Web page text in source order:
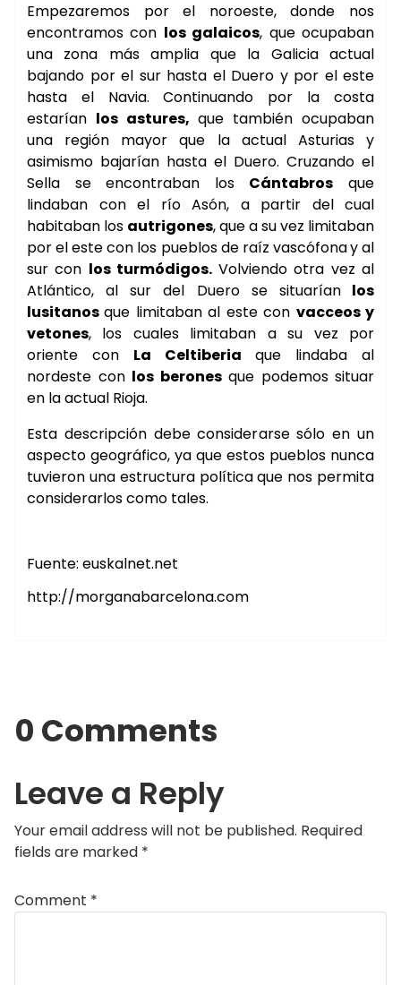
Empezaremos por el noroeste, donde nos
encontramos con los galaicos, que ocupaban
una zona más amplia que la Galicia actual
bajando por el sur hasta el Duero y por el este
hasta el Navia. Continuando por la costa
estarían los astures, que también ocupaban
una región mayor que la actual Asturias y
asimismo bajarían hasta el Duero. Cruzando el
Sella se encontraban los Cántabros que
lindaban con el río Asón, a partir del cual
habitaban los autrigones, que a su vez limitaban
por el este con los pueblos de raíz vascófonay al
sur con los turmódigos. Volviendo otra vez al
Atlántico, al sur del Duero se situaríanlos
lusitanosque limitaban al este con vacceos y
vetones, los cuales limitaban a su vez por
oriente con La Celtiberia que lindaba al
nordeste con los beronesque podemos situar
en la actual Rioja.
Esta descripción debe considerarse sólo en un
aspecto geográfico, ya que estos pueblos nunca
tuvieron una estructura política que nos permita
considerarlos como tales.
Fuente: euskalnet.net
http://morganabarcelona.com
0 Comments
Leave a Reply
Your email address will not be published. Required
fields are marked *
Comment *